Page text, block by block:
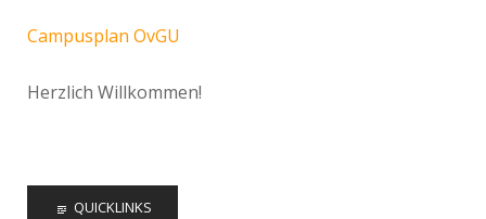
Campusplan OvGU
Herzlich Willkommen!
QUICKLINKS